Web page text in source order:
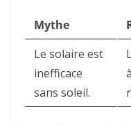
Mythe
Le solaire est
inefficace
sans soleil.